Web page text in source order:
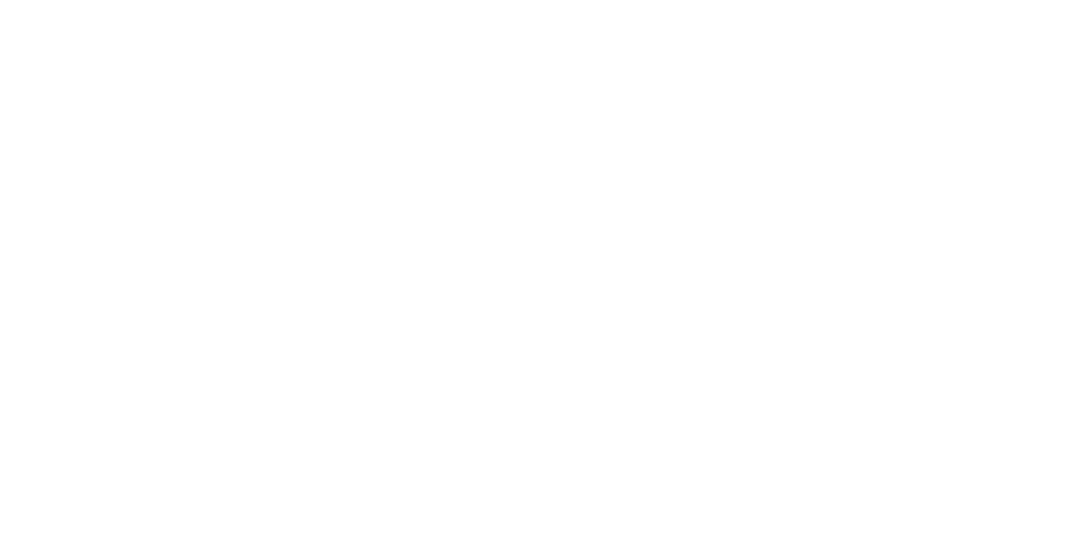
de Juanlu
de 420 millones por el club
de un inválido Consejo
antes del cierre
con el Genoa
campo sevillista
Salónica
nuevo portero y el Getafe mueve ficha... Las últimas novedades del mercado de La Liga
martes
pasada”